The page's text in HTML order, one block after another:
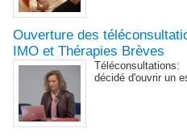
Ouverture des
IMO et Thérapies Brèves
décidé d'ouvrir un